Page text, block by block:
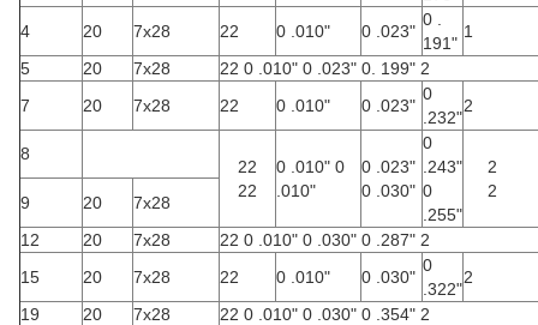
4 20 7x28 22 0 .010" 0 .023"
0 .
191"
1
5
20 7x28
22 0 .010" 0 .023" 0. 199" 2
7
20 7x28 22 0 .010" 0 .023"
0
.232"
2
8
22
22
0 .010" 0
.010"
0 .023"
0 .030"
0
.243"
0
.255"
2
2
9 20
7x28
12
20 7x28
22 0 .010" 0 .030" 0 .287" 2
15
20 7x28 22 0 .010" 0 .030"
0
.322"
2
19
20 7x28
22 0 .010" 0 .030" 0 .354" 2